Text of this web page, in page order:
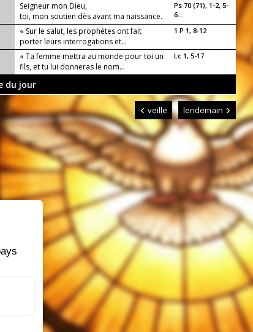
Seigneur mon Dieu,
toi, mon soutien dès avant ma naissance.
Ps 70 (71), 1-2, 5-
6...
« Sur le salut, les prophètes ont fait
porter leurs interrogations et...
1 P 1, 8-12
« Ta femme mettra au monde pour toi un
fils, et tu lui donneras le nom...
Lc 1, 5-17
du jour
veille lendemain